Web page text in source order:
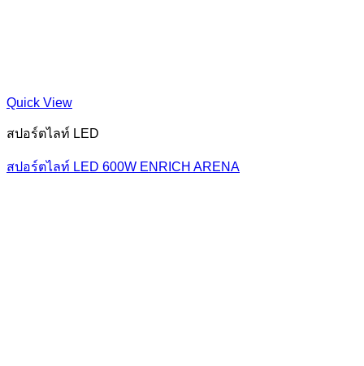
Quick View
สปอร์ตไลท์ LED
สปอร์ตไลท์ LED 600W ENRICH ARENA